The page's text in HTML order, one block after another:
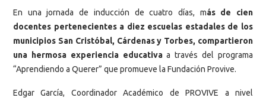
En una jornada de inducción de cuatro días, más de cien
docentes pertenecientes a diez escuelas estadales de los
municipios San Cristóbal, Cárdenas y Torbes, compartieron
una hermosa experiencia educativaa través del programa
“Aprendiendo a Querer” que promueve la Fundación Provive.
Edgar García, Coordinador Académico de PROVIVE a nivel